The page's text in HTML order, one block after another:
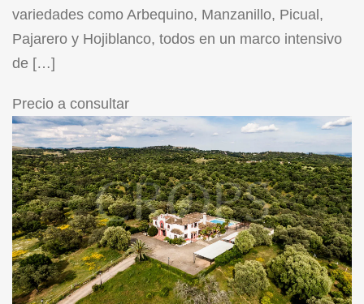
variedades como Arbequino, Manzanillo, Picual,
Pajarero y Hojiblanco, todos en un marco intensivo
de […]
Precio a consultar